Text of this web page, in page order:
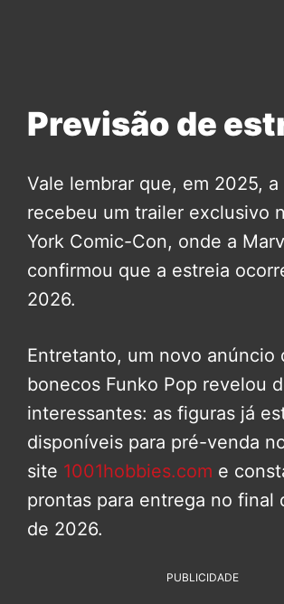
Previsão de
Vale lembrar que, em 2025,
recebeu um trailer exclusivo
York Comic-Con, onde a
confirmou que a estreia
2026.
Entretanto, um novo anúncio
bonecos Funko Pop revelou
interessantes: as figuras já
disponíveis para pré-venda
site 1001hobbies.com e
prontas para entrega no final
de 2026.
PUBLICIDADE